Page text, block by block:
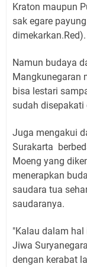
Kraton maupun
sak egare
dimekarkan.Red).
Namun budaya
Mangkunegaran
bisa lestari
sudah disepakati
Juga mengakui
Surakarta
Moeng yang
menerapkan
saudara tua
saudaranya.
"Kalau dalam hal
Jiwa
dengan kerabat